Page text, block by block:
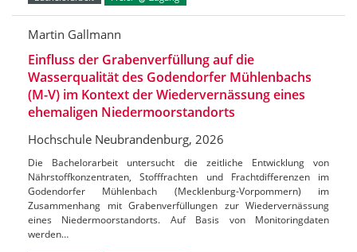
Martin Gallmann
Einfluss der Grabenverfüllung auf die
Wasserqualität des Godendorfer Mühlenbachs
(M-V) im Kontext der Wiedervernässung eines
ehemaligen Niedermoorstandorts
Hochschule Neubrandenburg, 2026
Die Bachelorarbeit untersucht die zeitliche Entwicklung von
Nährstoffkonzentraten, Stofffrachten und Frachtdifferenzen im
Godendorfer Mühlenbach (Mecklenburg-Vorpommern) im
Zusammenhang mit Grabenverfüllungen zur Wiedervernässung
eines Niedermoorstandorts. Auf Basis von Monitoringdaten
werden…